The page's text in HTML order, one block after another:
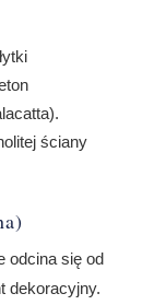
ściany
odcina się od
dekoracyjny.